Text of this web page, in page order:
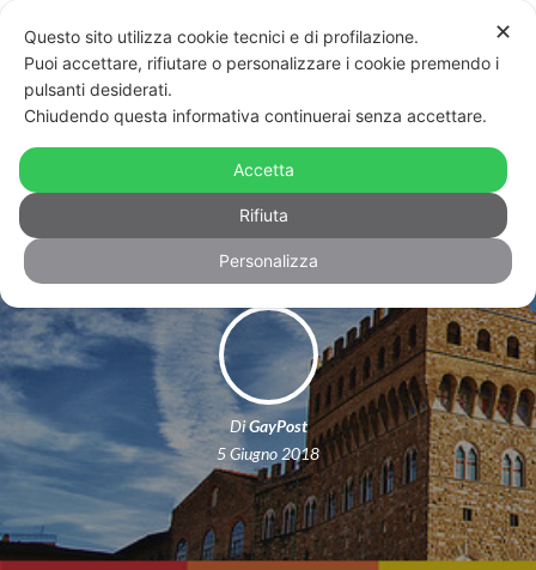
Patrocinio al Toscana Pride: ancora
un no da Firenze
DiGayPost
5 Giugno 2018
✕
Questo sito utilizza cookie tecnici e di profilazione.
Puoi accettare, rifiutare o personalizzare i cookie premendo i
pulsanti desiderati.
Chiudendo questa informativa continuerai senza accettare.
Accetta
Rifiuta
Personalizza